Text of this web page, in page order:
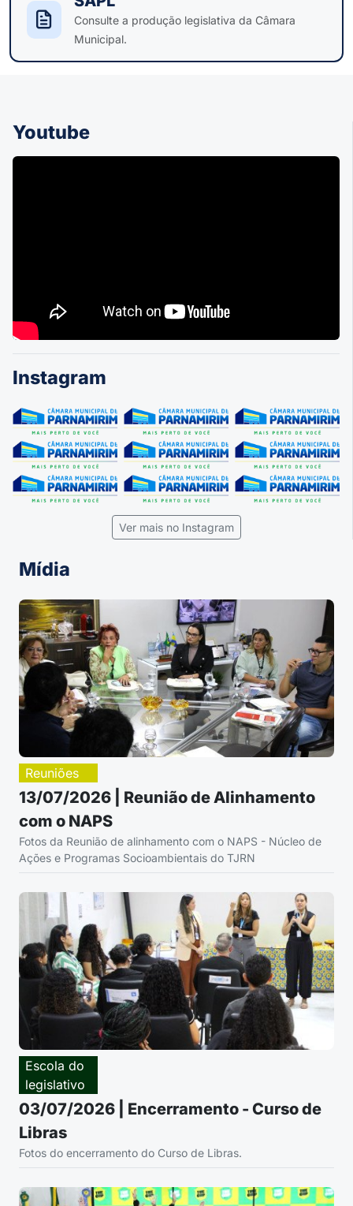
Consulte a produção legislativa da Câmara
Municipal.
Youtube
Instagram
Ver mais no Instagram
Mídia
Reuniões
13/07/2026 | Reunião de Alinhamento
com o NAPS
Fotos da Reunião de alinhamento com o NAPS - Núcleo de
Ações e Programas Socioambientais do TJRN
Escola do
legislativo
03/07/2026 | Encerramento - Curso de
Libras
Fotos do encerramento do Curso de Libras.